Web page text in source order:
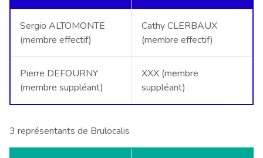
Sergio ALTOMONTE
(membre effectif)
Cathy CLERBAUX
(membre effectif)
Pierre DEFOURNY
(membre suppléant)
XXX (membre
suppléant)
3 représentants de Brulocalis